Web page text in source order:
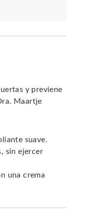
y previene
Maartje
suave.
sin ejercer
una crema